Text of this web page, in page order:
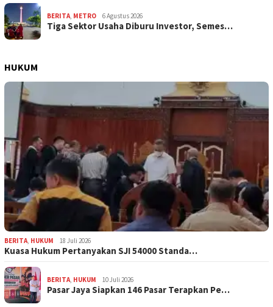
BERITA, METRO 6 Agustus 2026
Tiga Sektor Usaha Diburu Investor, Semes…
HUKUM
BERITA, HUKUM 18 Juli 2026
Kuasa Hukum Pertanyakan SJI 54000 Standa…
BERITA, HUKUM 10 Juli 2026
Pasar Jaya Siapkan 146 Pasar Terapkan Pe…